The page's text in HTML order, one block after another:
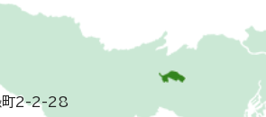
町2-2-28